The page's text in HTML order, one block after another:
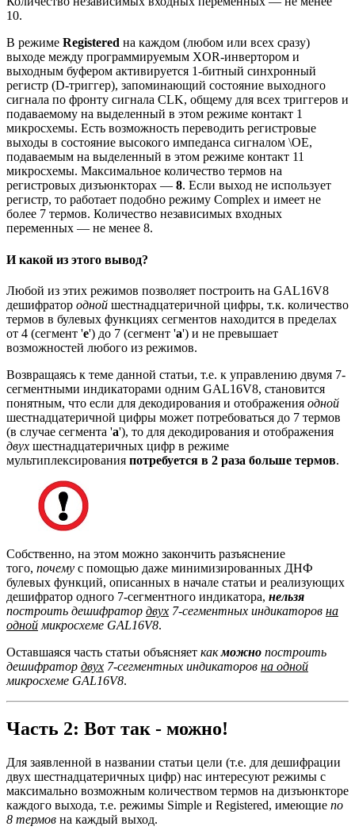
10.
В режиме Registered на каждом (любом или всех сразу)
выходе между программируемым XOR-инвертором и
выходным буфером активируется 1-битный синхронный
регистр (D-триггер), запоминающий состояние выходного
сигнала по фронту сигнала CLK, общему для всех триггеров и
подаваемому на выделенный в этом режиме контакт 1
микросхемы. Есть возможность переводить регистровые
выходы в состояние высокого импеданса сигналом \OE,
подаваемым на выделенный в этом режиме контакт 11
микросхемы. Максимальное количество термов на
регистровых дизъюнкторах — 8. Если выход не использует
регистр, то работает подобно режиму Complex и имеет не
более 7 термов. Количество независимых входных
переменных — не менее 8.
И какой из этого вывод?
Любой из этих режимов позволяет построить на GAL16V8
дешифратор одной шестнадцатеричной цифры, т.к. количество
термов в булевых функциях сегментов находится в пределах
от 4 (сегмент 'e') до 7 (сегмент 'a') и не превышает
возможностей любого из режимов.
Возвращаясь к теме данной статьи, т.е. к управлению двумя 7-
сегментными индикаторами одним GAL16V8, становится
понятным, что если для декодирования и отображения одной
шестнадцатеричной цифры может потребоваться до 7 термов
(в случае сегмента 'a'), то для декодирования и отображения
двух шестнадцатеричных цифр в режиме
мультиплексирования потребуется в 2 раза больше термов.
Собственно, на этом можно закончить разъяснение
того, почему с помощью даже минимизированных ДНФ
булевых функций, описанных в начале статьи и реализующих
дешифратор одного 7-сегментного индикатора, нельзя
построить дешифратор двух 7-сегментных индикаторов на
одной микросхеме GAL16V8.
Оставшаяся часть статьи объясняет какможно построить
дешифратор двух 7-сегментных индикаторов на одной
микросхеме GAL16V8.
Часть 2: Вот так - можно!
Для заявленной в названии статьи цели (т.е. для дешифрации
двух шестнадцатеричных цифр) нас интересуют режимы с
максимально возможным количеством термов на дизъюнкторе
каждого выхода, т.е. режимы Simple и Registered, имеющие по
8 термов на каждый выход.